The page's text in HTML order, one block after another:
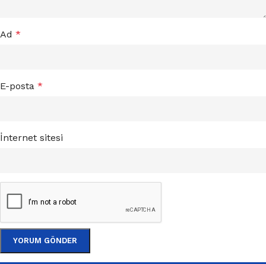
Ad *
E-posta *
İnternet sitesi